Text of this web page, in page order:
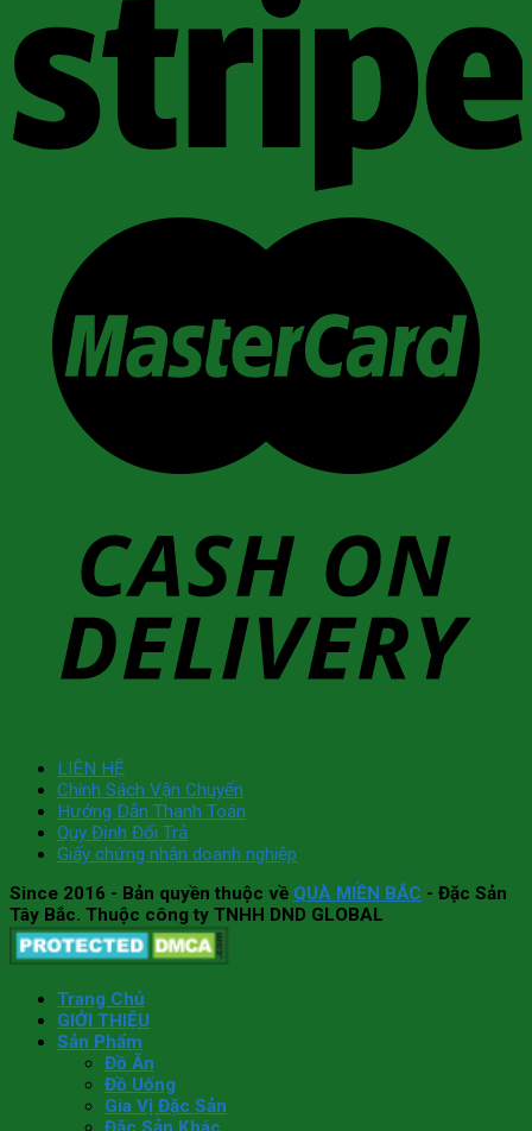
LIÊN HỆ
Chính Sách Vận Chuyển
Hướng Dẫn Thanh Toán
Quy Định Đổi Trả
Giấy chứng nhận doanh nghiệp
Since 2016 - Bản quyền thuộc về QUÀ MIỀN BẮC - Đặc Sản
Tây Bắc. Thuộc công ty TNHH DND GLOBAL
Trang Chủ
GIỚI THIỆU
Sản Phẩm
Đồ Ăn
Đồ Uống
Gia Vị Đặc Sản